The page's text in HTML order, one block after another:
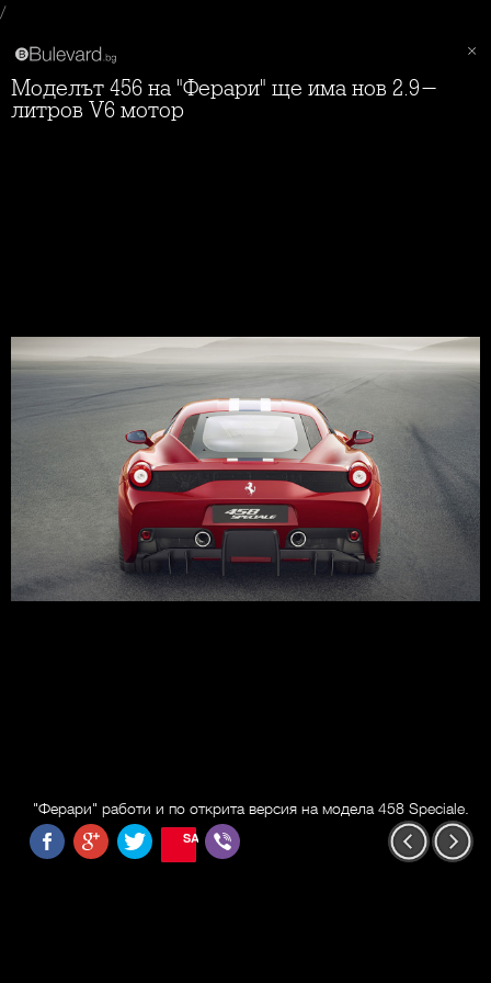
/
Моделът 456 на "Ферари" ще има нов 2.9-
литров V6 мотор
"Ферари" работи и по открита версия на модела 458 Speciale.
SAVE